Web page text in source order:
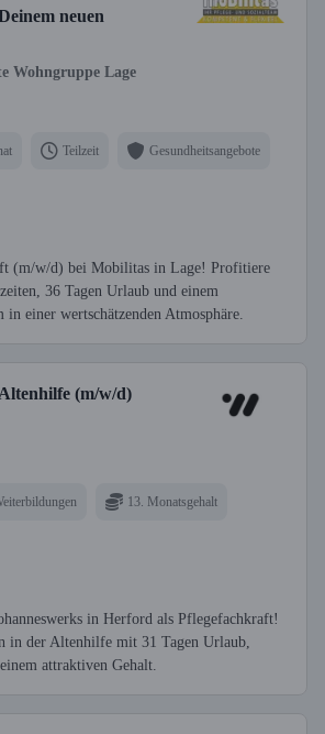
neuen
Wohngruppe Lage
Teilzeit Gesundheitsangebote
(m/w/d) bei Mobilitas in Lage! Profitiere
36 Tagen Urlaub und einem
in einer wertschätzenden Atmosphäre.
(m/w/d)
13. Monatsgehalt
in Herford als Pflegefachkraft!
in der Altenhilfe mit 31 Tagen Urlaub,
attraktiven Gehalt.